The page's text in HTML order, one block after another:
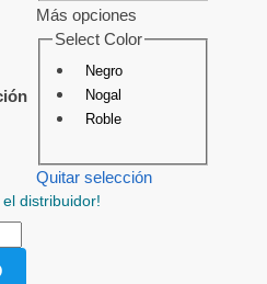
Más opciones
Select Color
Negro
Nogal
Roble
Quitar selección
distribuidor!